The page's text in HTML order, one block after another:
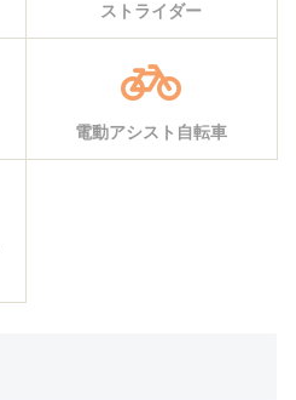
ストライダー
電動アシスト自転車